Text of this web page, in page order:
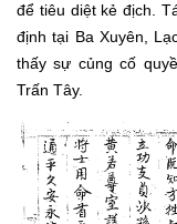
để tiêu diệt kẻ địch.
định tại Ba Xuyên,
thấy sự củng cố
Trấn Tây.